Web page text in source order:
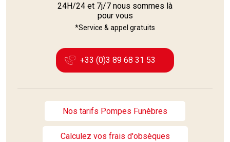
24H/24 et 7j/7 nous sommes là
pour vous
*Service & appel gratuits
+33 (0)3 89 68 31 53
Nos tarifs Pompes Funèbres
Calculez vos frais d'obsèques